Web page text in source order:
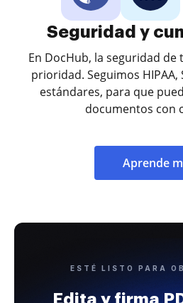
Seguridad y
En DocHub, la seguridad
prioridad. Seguimos HIPAA,
estándares, para que
documentos con
Aprende
ESTÉ LISTO PARA
Edita y firma